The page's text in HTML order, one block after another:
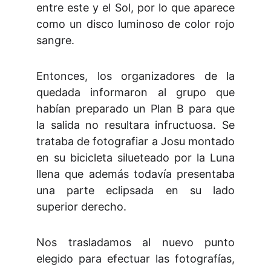
entre este y el Sol, por lo que aparece
como un disco luminoso de color rojo
sangre.
Entonces, los organizadores de la
quedada informaron al grupo que
habían preparado un Plan B para que
la salida no resultara infructuosa. Se
trataba de fotografiar a Josu montado
en su bicicleta silueteado por la Luna
llena que además todavía presentaba
una parte eclipsada en su lado
superior derecho.
Nos trasladamos al nuevo punto
elegido para efectuar las fotografías,